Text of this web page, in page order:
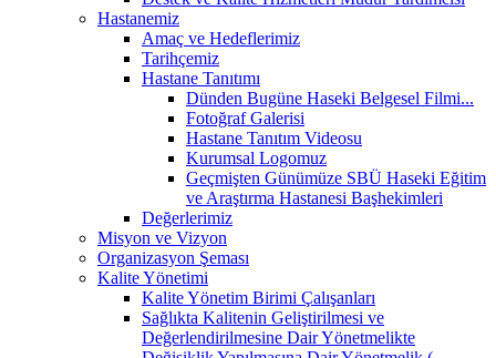
Hastanemiz
Amaç ve Hedeflerimiz
Tarihçemiz
Hastane Tanıtımı
Dünden Bugüne Haseki Belgesel Filmi...
Fotoğraf Galerisi
Hastane Tanıtım Videosu
Kurumsal Logomuz
Geçmişten Günümüze SBÜ Haseki Eğitim
ve Araştırma Hastanesi Başhekimleri
Değerlerimiz
Misyon ve Vizyon
Organizasyon Şeması
Kalite Yönetimi
Kalite Yönetim Birimi Çalışanları
Sağlıkta Kalitenin Geliştirilmesi ve
Değerlendirilmesine Dair Yönetmelikte